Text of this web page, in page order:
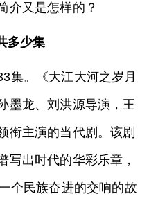
介又是怎样的？
多少集
集。《大江大河之岁月
墨龙、刘洪源导演，王
衔主演的当代剧。该剧
写出时代的华彩乐章，
个民族奋进的交响的故